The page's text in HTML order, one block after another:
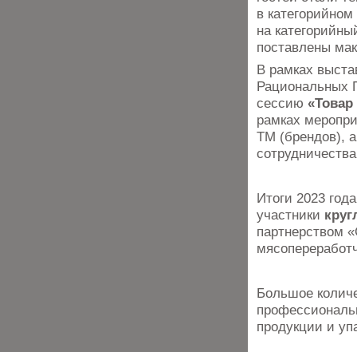
в
на
поставлены
В рамках
Рациональных
сессию «Товар
рамках
ТМ (брендов),
Итоги 2023
участники
партнерством
Большое
продукции и